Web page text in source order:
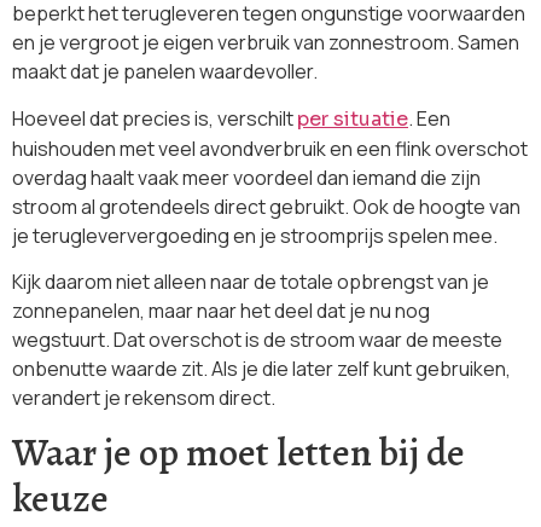
beperkt het terugleveren tegen ongunstige voorwaarden
en je vergroot je eigen verbruik van zonnestroom. Samen
maakt dat je panelen waardevoller.
Hoeveel dat precies is, verschiltper situatie. Een
huishouden met veel avondverbruik en een flink overschot
overdag haalt vaak meer voordeel dan iemand die zijn
stroom al grotendeels direct gebruikt. Ook de hoogte van
je terugleververgoeding en je stroomprijs spelen mee.
Kijk daarom niet alleen naar de totale opbrengst van je
zonnepanelen, maar naar het deel dat je nu nog
wegstuurt. Dat overschot is de stroom waar de meeste
onbenutte waarde zit. Als je die later zelf kunt gebruiken,
verandert je rekensom direct.
Waar je op moet letten bij de
keuze